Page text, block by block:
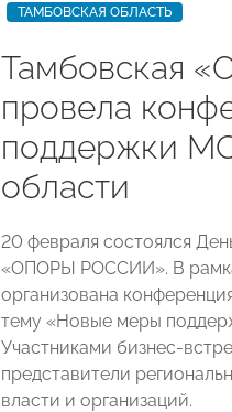
ТАМБОВСКАЯ ОБЛАСТЬ
Тамбовская
провела
поддержки
области
20 февраля состоялся
«ОПОРЫ РОССИИ». В
организована
тему «Новые меры
Участниками бизнес-
представители
власти и организаций.